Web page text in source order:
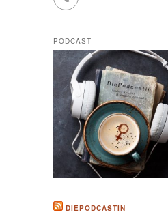
PODCAST
DIEPODCASTIN